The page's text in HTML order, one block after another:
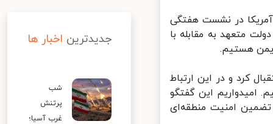
در نشست هفتگی
متعهد به مقابله با
هستیم.
کرد و در این ارتباط
این گفتگو
امنیت منطقه‌ای
جدیدترین اخبار ها
شب
پرتنش
غرب آسیا؛